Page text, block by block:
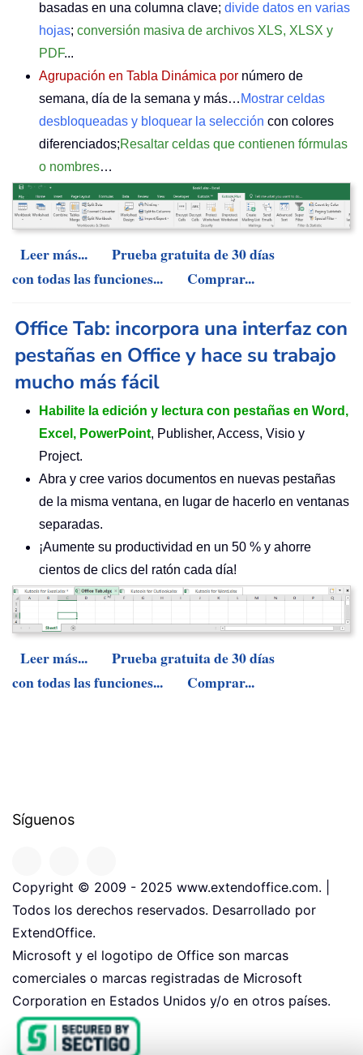
basadas en una columna clave; divide datos en varias
hojas; conversión masiva de archivos XLS, XLSX y
PDF...
Agrupación en Tabla Dinámica por número de
semana, día de la semana y más… Mostrar celdas
desbloqueadas y bloquear la selección con colores
diferenciados;Resaltar celdas que contienen fórmulas
o nombres…
Leer más...
Prueba gratuita de 30 días
con todas las funciones...
Comprar...
Office Tab: incorpora una interfaz con
pestañas en Office y hace su trabajo
mucho más fácil
Habilite la edición y lectura con pestañas en Word,
Excel, PowerPoint, Publisher, Access, Visio y
Project.
Abra y cree varios documentos en nuevas pestañas
de la misma ventana, en lugar de hacerlo en ventanas
separadas.
¡Aumente su productividad en un 50 % y ahorre
cientos de clics del ratón cada día!
Leer más...
Prueba gratuita de 30 días
con todas las funciones...
Comprar...
Síguenos
Copyright © 2009 - 2025 www.extendoffice.com. |
Todos los derechos reservados. Desarrollado por
ExtendOffice.
Microsoft y el logotipo de Office son marcas
comerciales o marcas registradas de Microsoft
Corporation en Estados Unidos y/o en otros países.